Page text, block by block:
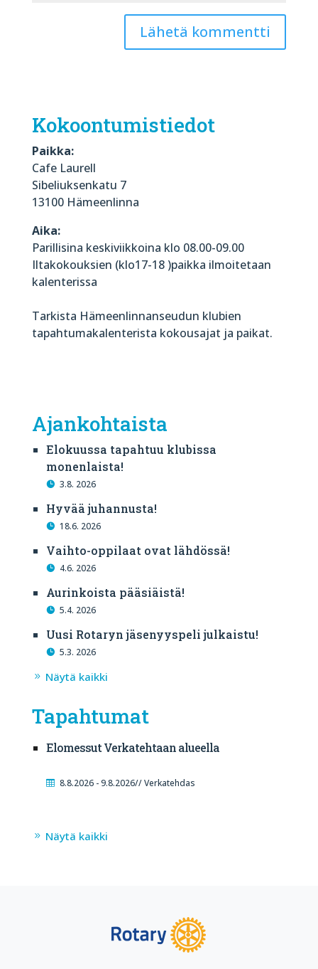
Kokoontumistiedot
Paikka:
Cafe Laurell
Sibeliuksenkatu 7
13100 Hämeenlinna
Aika:
Parillisina keskiviikkoina klo 08.00-09.00
Iltakokouksien (klo17-18 )paikka ilmoitetaan
kalenterissa
Tarkista Hämeenlinnanseudun klubien
tapahtumakalenterista kokousajat ja paikat.
Ajankohtaista
Elokuussa tapahtuu klubissa
monenlaista!
3.8. 2026
Hyvää juhannusta!
18.6. 2026
Vaihto-oppilaat ovat lähdössä!
4.6. 2026
Aurinkoista pääsiäistä!
5.4. 2026
Uusi Rotaryn jäsenyyspeli julkaistu!
5.3. 2026
Näytä kaikki
Tapahtumat
Elomessut Verkatehtaan alueella
8.8.2026 - 9.8.2026// Verkatehdas
Näytä kaikki